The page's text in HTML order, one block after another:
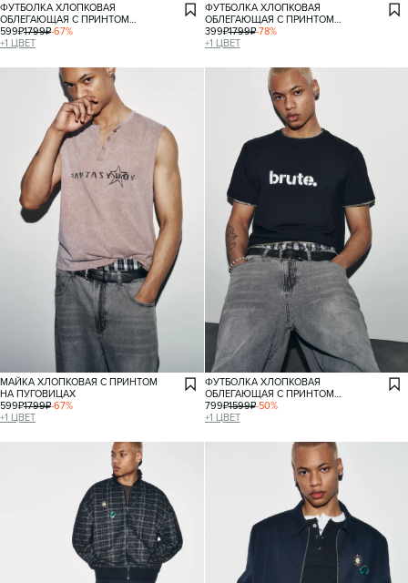
ФУТБОЛКА ХЛОПКОВАЯ
ОБЛЕГАЮЩАЯ С ПРИНТОМ
И КАНТОМ
599₽1799₽-67%
+1 ЦВЕТ
ФУТБОЛКА ХЛОПКОВАЯ
ОБЛЕГАЮЩАЯ С ПРИНТОМ
И КАНТОМ
399₽1799₽-78%
+1 ЦВЕТ
МАЙКА ХЛОПКОВАЯ С ПРИНТОМ
НА ПУГОВИЦАХ
599₽1799₽-67%
+1 ЦВЕТ
ФУТБОЛКА ХЛОПКОВАЯ
ОБЛЕГАЮЩАЯ С ПРИНТОМ
И КАНТОМ
799₽1599₽-50%
+1 ЦВЕТ